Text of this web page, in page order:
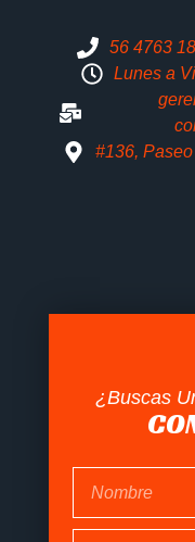
56 4763
Lunes a
#136,
¿Buscas